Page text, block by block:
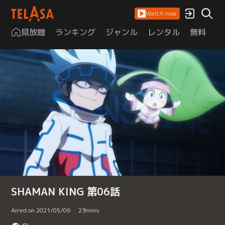
Watch now
見放題 ランキング ジャンル レンタル 無料
SHAMAN KING 第06話
Aired on 2021/05/06 23mins